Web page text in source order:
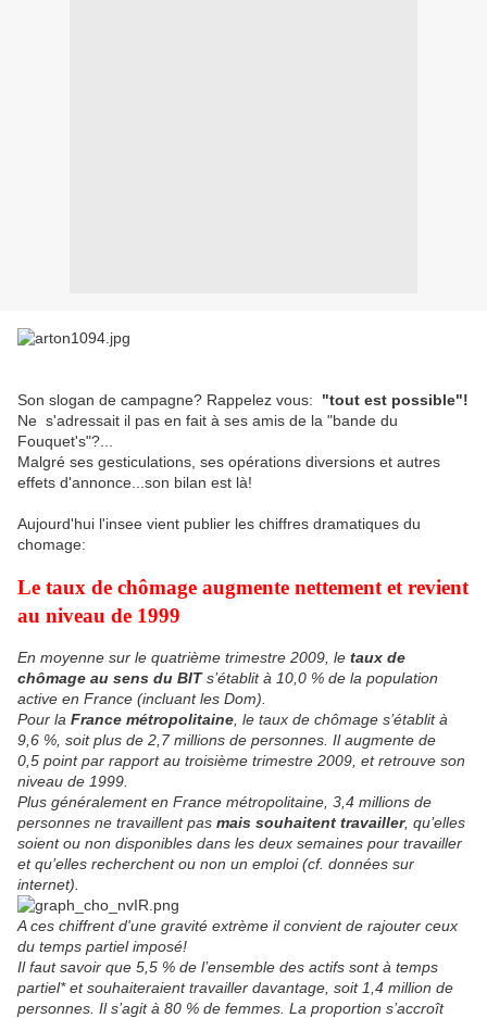
Son slogan de campagne? Rappelez vous:
"tout est possible"!
Ne s'adressait il pas en fait à ses amis de la "bande du
Fouquet's"?...
Malgré ses gesticulations, ses opérations diversions et autres
effets d'annonce...son bilan est là!
Aujourd'hui l'insee vient publier les chiffres dramatiques du
chomage:
Le taux de chômage augmente nettement et revient
au niveau de 1999
En moyenne sur le quatrième trimestre 2009, le taux de
chômage au sens du BITs’établit à 10,0 % de la population
active en France (incluant les Dom).
Pour la France métropolitaine , le taux de chômage s’établit à
9,6 %, soit plus de 2,7 millions de personnes. Il augmente de
0,5 point par rapport au troisième trimestre 2009, et retrouve son
niveau de 1999.
Plus généralement en France métropolitaine, 3,4 millions de
personnes ne travaillent pas mais souhaitent travailler, qu’elles
soient ou non disponibles dans les deux semaines pour travailler
et qu’elles recherchent ou non un emploi (cf. données sur
internet).
A ces chiffrent d'une gravité extrème il convient de rajouter ceux
du temps partiel imposé!
Il faut savoir que 5,5 % de l’ensemble des actifs sont à temps
partiel* et souhaiteraient travailler davantage, soit 1,4 million de
personnes. Il s’agit à 80 % de femmes. La proportion s’accroît